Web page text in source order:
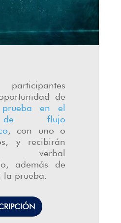
de
prueba en el
flujo
, con uno o
y recibirán
verbal
además de
la prueba.